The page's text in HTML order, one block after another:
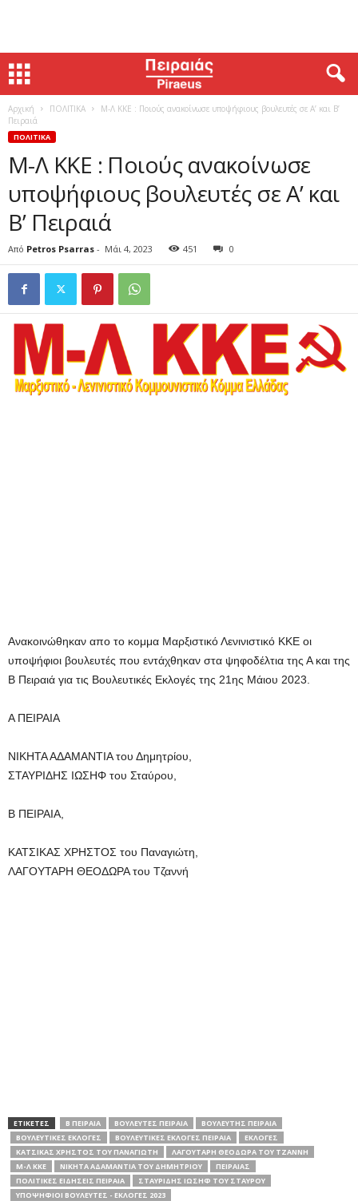
Αρχική ΠΟΛΙΤΙΚΑ
Μ-Λ ΚΚΕ : Ποιούς ανακοίνωσε υποψήφιους βουλευτές σε Α’ και Β’
Πειραιά
ΠΟΛΙΤΙΚΑ
Μ-Λ ΚΚΕ : Ποιούς ανακοίνωσε
υποψήφιους βουλευτές σε Α’ και
Β’ Πειραιά
Από Petros Psarras - Μάι 4, 2023 451 0
Ανακοινώθηκαν απο το κομμα Μαρξιστικό Λενινιστικό ΚΚΕ οι
υποψήφιοι βουλευτές που εντάχθηκαν στα ψηφοδέλτια της Α και της
Β Πειραιά για τις Βουλευτικές Εκλογές της 21ης Μάιου 2023.
Α ΠΕΙΡΑΙΑ
ΝΙΚΗΤΑ ΑΔΑΜΑΝΤΙΑ του Δημητρίου,
ΣΤΑΥΡΙΔΗΣ ΙΩΣΗΦ του Σταύρου,
Β ΠΕΙΡΑΙΑ,
ΚΑΤΣΙΚΑΣ ΧΡΗΣΤΟΣ του Παναγιώτη,
ΛΑΓΟΥΤΑΡΗ ΘΕΟΔΩΡΑ του Τζαννή
ΕΤΙΚΕΤΕΣ Β ΠΕΙΡΑΙΑ ΒΟΥΛΕΥΤΕΣ ΠΕΙΡΑΙΑ
ΒΟΥΛΕΥΤΗΣ ΠΕΙΡΑΙΑ
ΒΟΥΛΕΥΤΙΚΈΣ ΕΚΛΟΓΕΣ
ΒΟΥΛΕΥΤΙΚΕΣ ΕΚΛΟΓΕΣ ΠΕΙΡΑΙΑ
ΕΚΛΟΓΕΣ
ΚΑΤΣΙΚΑΣ ΧΡΗΣΤΟΣ ΤΟΥ ΠΑΝΑΓΙΏΤΗ
ΛΑΓΟΥΤΑΡΗ ΘΕΟΔΩΡΑ ΤΟΥ ΤΖΑΝΝΉ
Μ-Λ ΚΚΕ
ΝΙΚΗΤΑ ΑΔΑΜΑΝΤΙΑ ΤΟΥ ΔΗΜΗΤΡΊΟΥ
ΠΕΙΡΑΙΑΣ
ΠΟΛΙΤΙΚΕΣ ΕΙΔΗΣΕΙΣ ΠΕΙΡΑΙΑ
ΣΤΑΥΡΙΔΗΣ ΙΩΣΗΦ ΤΟΥ ΣΤΑΎΡΟΥ
ΥΠΟΨΗΦΙΟΙ ΒΟΥΛΕΥΤΕΣ - ΕΚΛΟΓΕΣ 2023